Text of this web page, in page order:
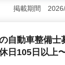
が充実しています
回支給されます。
収300万〜400万
ャリアを更に発展
掲載期間
自動車整備士
日105日以上